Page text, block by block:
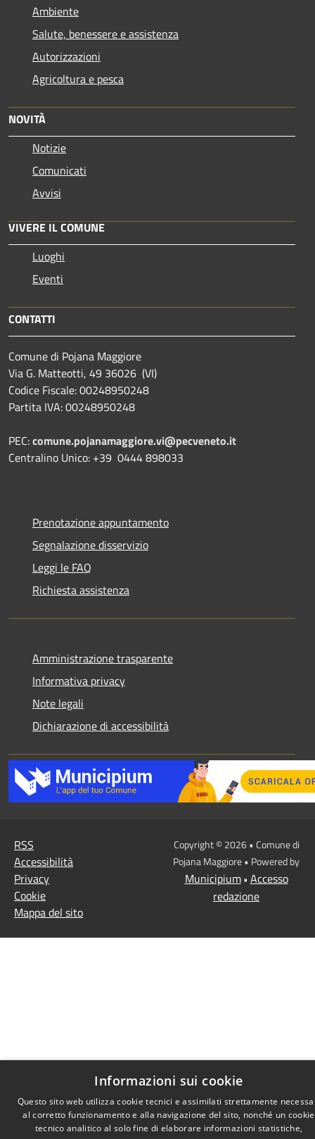
Ambiente
Salute, benessere e assistenza
Autorizzazioni
Agricoltura e pesca
NOVITÀ
Notizie
Comunicati
Avvisi
VIVERE IL COMUNE
Luoghi
Eventi
CONTATTI
Comune di Pojana Maggiore
Via G. Matteotti, 49 36026 (VI)
Codice Fiscale: 00248950248
Partita IVA: 00248950248
PEC:comune.pojanamaggiore.vi@pecveneto.it
Centralino Unico: +39 0444 898033
Prenotazione appuntamento
Segnalazione disservizio
Leggi le FAQ
Richiesta assistenza
Amministrazione trasparente
Informativa privacy
Note legali
Dichiarazione di accessibilità
RSS
Accessibilità
Privacy
Cookie
Mappa del sito
Copyright © 2026 • Comune di
Pojana Maggiore • Powered by
Municipium• Accesso
redazione
Informazioni sui cookie
Questo sito web utilizza cookie tecnici e assimilati strettamente
al corretto funzionamento e alla navigazione del sito, nonché un cookie
tecnico analitico al solo fine di elaborare informazioni statistiche,